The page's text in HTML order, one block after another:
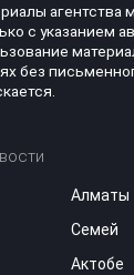
агентства
с указанием
без
Алматы
Семей
Актобе